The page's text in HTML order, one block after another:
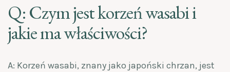
Q: Czym jest korzeń wasabi i
jakie ma właściwości?
A: Korzeń wasabi, znany jako japoński chrzan, jest